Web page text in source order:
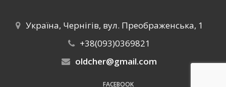
Україна, Чернігів, вул. Преображенська, 1
+38(093)0369821
oldcher@gmail.com
FACEBOOK